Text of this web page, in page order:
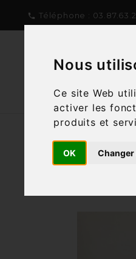
Nous
Ce site Web
activer les
produits et
OK
 Téléphone :
